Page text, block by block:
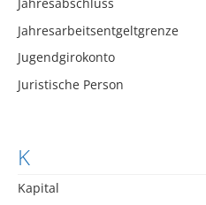
Jahresabschluss
Jahresarbeitsentgeltgrenze
Jugendgirokonto
Juristische Person
K
Kapital